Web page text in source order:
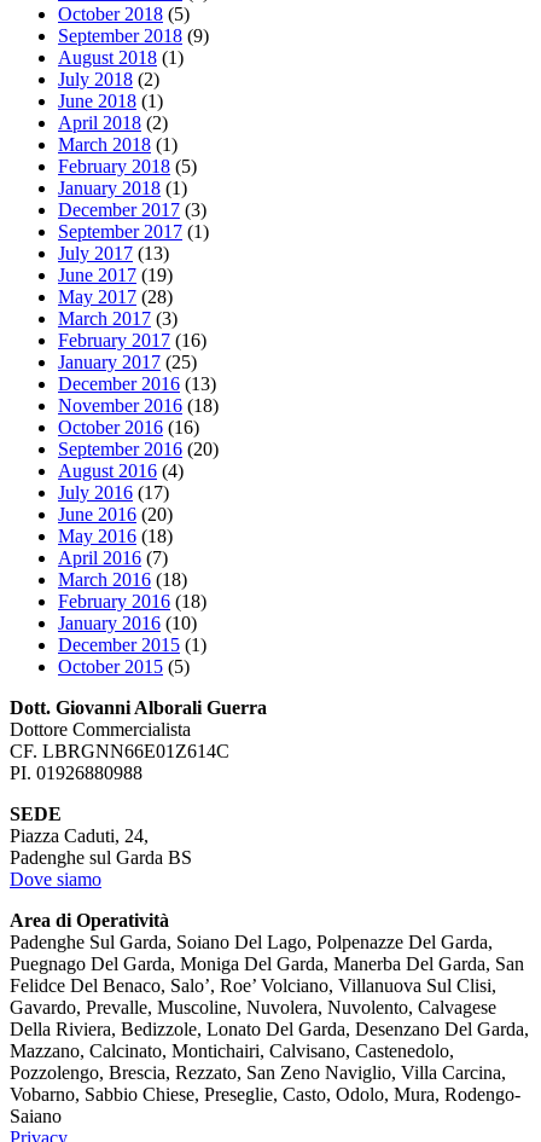
October 2018 (5)
September 2018 (9)
August 2018 (1)
July 2018 (2)
June 2018 (1)
April 2018 (2)
March 2018 (1)
February 2018 (5)
January 2018 (1)
December 2017 (3)
September 2017 (1)
July 2017 (13)
June 2017 (19)
May 2017 (28)
March 2017 (3)
February 2017 (16)
January 2017 (25)
December 2016 (13)
November 2016 (18)
October 2016 (16)
September 2016 (20)
August 2016 (4)
July 2016 (17)
June 2016 (20)
May 2016 (18)
April 2016 (7)
March 2016 (18)
February 2016 (18)
January 2016 (10)
December 2015 (1)
October 2015 (5)
Dott. Giovanni Alborali Guerra
Dottore Commercialista
CF. LBRGNN66E01Z614C
PI. 01926880988
SEDE
Piazza Caduti, 24,
Padenghe sul Garda BS
Dove siamo
Area di Operatività
Padenghe Sul Garda, Soiano Del Lago, Polpenazze Del Garda,
Puegnago Del Garda, Moniga Del Garda, Manerba Del Garda, San
Felidce Del Benaco, Salo’, Roe’ Volciano, Villanuova Sul Clisi,
Gavardo, Prevalle, Muscoline, Nuvolera, Nuvolento, Calvagese
Della Riviera, Bedizzole, Lonato Del Garda, Desenzano Del Garda,
Mazzano, Calcinato, Montichairi, Calvisano, Castenedolo,
Pozzolengo, Brescia, Rezzato, San Zeno Naviglio, Villa Carcina,
Vobarno, Sabbio Chiese, Preseglie, Casto, Odolo, Mura, Rodengo-
Saiano
Privacy